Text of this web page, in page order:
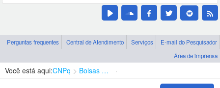
Perguntas frequentes Central de Atendimento Serviços
E-mail do Pesquisador
Área de imprensa
Você está aqui:CNPq Bolsas e Auxílios Vigentes